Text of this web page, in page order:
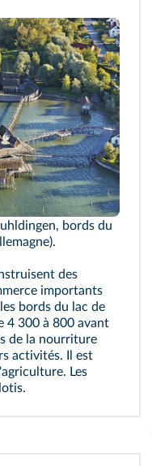
bords du
des
importants
bords du lac de
4 300 à 800 avant
de la nourriture
activités. Il est
Les